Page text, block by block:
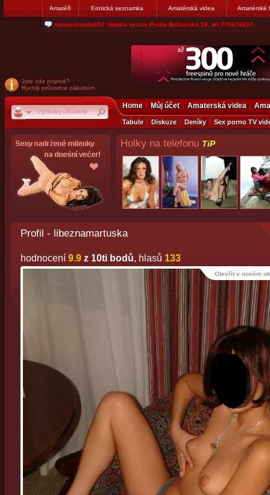
Amatéři Erotická seznamka Amatérská videa Amatérské
jjoseff: Najde se par, ktery nekdy přemýšlel o divákovi. Napiste
Jste zde poprvé?
Rychlý průvodce zákulisím
Home Můj účet Amaterská videa
Tabule Diskuze Deníky Sex porno TV
Holky na telefonu TiP
Profil - libeznamartuska
hodnocení9.9z 10ti bodů, hlasů 133
Otevřít v novém